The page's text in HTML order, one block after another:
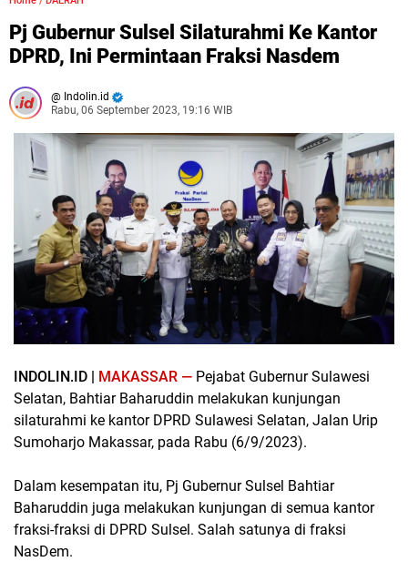
Pj Gubernur Sulsel Silaturahmi Ke Kantor
DPRD, Ini Permintaan Fraksi Nasdem
Indolin.id
Rabu, 06 September 2023, 19:16 WIB
INDOLIN.ID | MAKASSAR — Pejabat Gubernur Sulawesi
Selatan, Bahtiar Baharuddin melakukan kunjungan
silaturahmi ke kantor DPRD Sulawesi Selatan, Jalan Urip
Sumoharjo Makassar, pada Rabu (6/9/2023).
Dalam kesempatan itu, Pj Gubernur Sulsel Bahtiar
Baharuddin juga melakukan kunjungan di semua kantor
fraksi-fraksi di DPRD Sulsel. Salah satunya di fraksi
NasDem.